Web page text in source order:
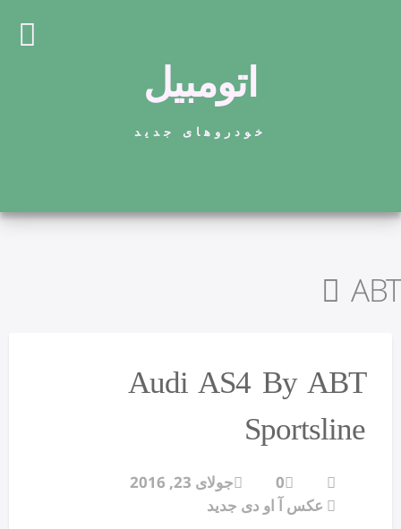
اتومبیل
خودروهای جدید
ABT
Audi AS4 By ABT
Sportsline
0
جولای 23, 2016
عکس آ او دی جدید